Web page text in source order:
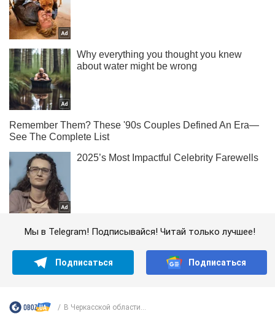
Мы в Telegram! Подписывайся! Читай только лучшее!
Подписаться Подписаться
В Черкасской области...